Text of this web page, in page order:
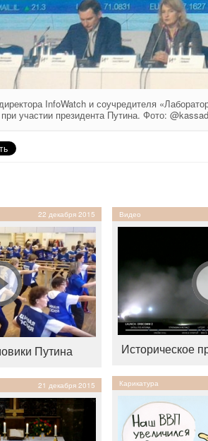
InfoWatch и соучредителя
участии президента Путина. Фото:
22 декабря 2015
Путина
21 декабря 2015
Видео
Историческое
Карикатура